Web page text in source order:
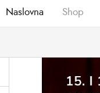
Naslovna Shop